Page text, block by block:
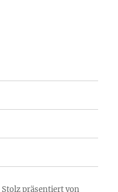
Stolz präsentiert von